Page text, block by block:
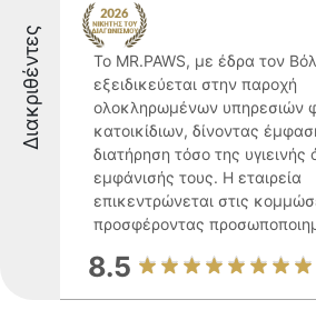
Διακριθέντες
Το MR.PAWS, με έδρα τον
εξειδικεύεται στην παροχή
ολοκληρωμένων υπηρεσιών
κατοικίδιων, δίνοντας
διατήρηση τόσο της υγιεινής
εμφάνισής τους. Η εταιρεία
επικεντρώνεται στις
προσφέροντας
8.5